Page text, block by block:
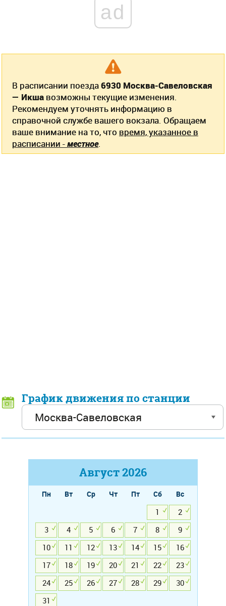
ad
В расписании поезда6930 Москва-Савеловская
— Икша возможны текущие изменения.
Рекомендуем уточнять информацию в
справочной службе вашего вокзала. Обращаем
ваше внимание на то, что время, указанное в
расписании -местное.
График движения по станции
Август2026
Пн Вт Ср Чт Пт Сб
Вс
1
2
3
4 5 6 7 8
9
10
11 12 13 14 15
16
17
18 19 20 21 22
23
24
25 26 27 28 29
30
31